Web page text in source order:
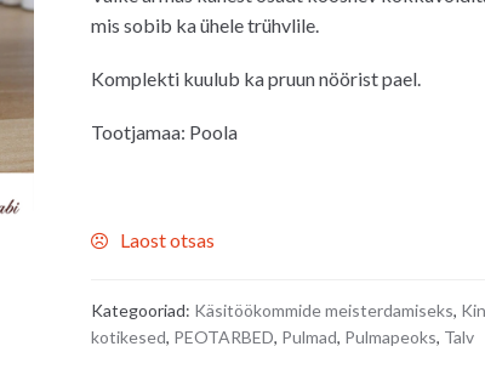
mis sobib ka ühele trühvlile.
Komplekti kuulub ka pruun nöörist pael.
Tootjamaa: Poola
Laost otsas
Kategooriad: Käsitöökommide meisterdamiseks,
kotikesed, PEOTARBED, Pulmad, Pulmapeoks, Talv